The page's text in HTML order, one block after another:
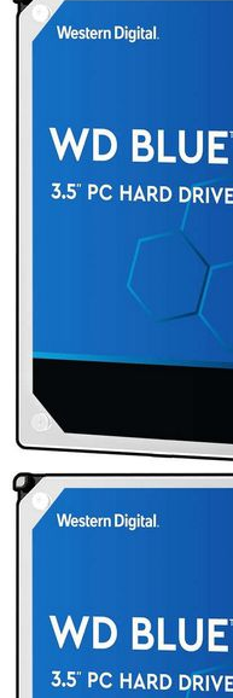
Мыши
Наборы
Мультимедиа
Акустика